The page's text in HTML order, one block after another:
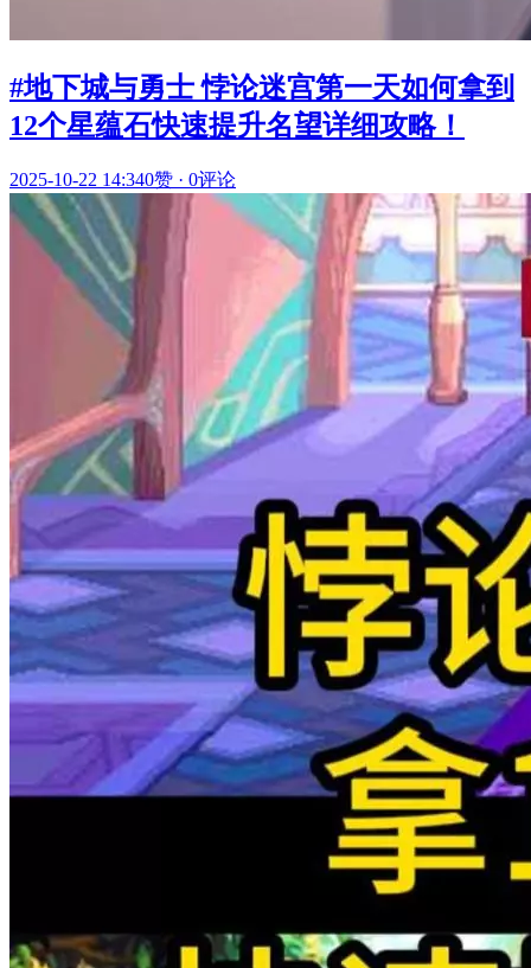
#地下城与勇士 悖论迷宫第一天如何拿到
12个星蕴石快速提升名望详细攻略！
2025-10-22 14:340赞 · 0评论